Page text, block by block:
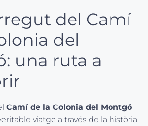
del Camí
del
una ruta a
Camí de la Colonia del Montgó
viatge a través de la història